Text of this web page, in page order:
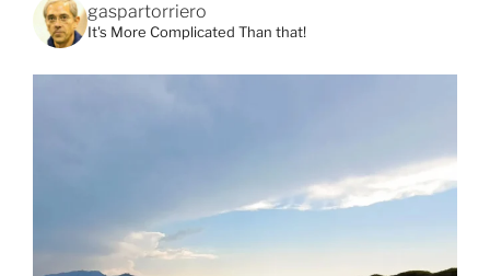
gaspartorriero
It's More Complicated Than that!